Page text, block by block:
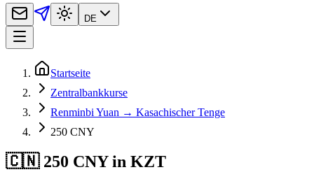
DE
Startseite
Zentralbankkurse
Renminbi Yuan → Kasachischer Tenge
250 CNY
🇨🇳 250 CNY in KZT